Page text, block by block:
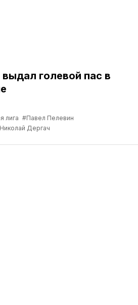
голевой пас в
лига #Павел Пелевин
Дергач